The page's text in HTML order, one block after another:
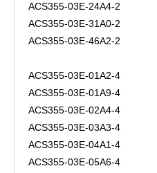
ACS355-03E-24A4-2
ACS355-03E-31A0-2
ACS355-03E-46A2-2
ACS355-03E-01A2-4
ACS355-03E-01A9-4
ACS355-03E-02A4-4
ACS355-03E-03A3-4
ACS355-03E-04A1-4
ACS355-03E-05A6-4